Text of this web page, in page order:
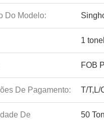
Do Modelo:
1
FOB
De Pagamento: T/T,L/
De
50